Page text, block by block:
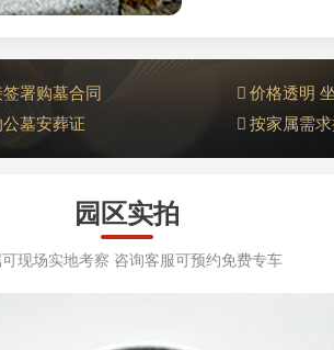
署购墓合同
价格透明
墓安葬证
按家属需
园区实拍
现场实地考察 咨询客服可预约免费专车